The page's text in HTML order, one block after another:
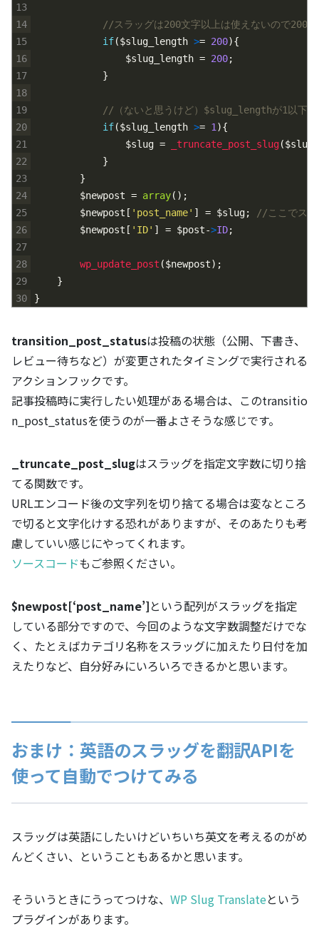
13
14
15
16
17
18
19
20
21
22
23
24
25
26
27
28
29
30
//スラッグは200文字以上は使えないので200
if($slug_length >= 200){
$slug_length = 200;
}
//（ないと思うけど）$slug_lengthが1以下な
if($slug_length >= 1){
$slug = _truncate_post_slug($slug
}
}
$newpost = array( ) ;
$newpost [ 'post_name' ] = $slug;
//ここでスラ
$newpost [ 'ID' ] = $post->ID;
wp_update_post ($newpost) ;
}
}
transition_post_statusは投稿の状態（公開、下書き、
レビュー待ちなど）が変更されたタイミングで実行される
アクションフックです。
記事投稿時に実行したい処理がある場合は、このtransitio
n_post_statusを使うのが一番よさそうな感じです。
_truncate_post_slugはスラッグを指定文字数に切り捨
てる関数です。
URLエンコード後の文字列を切り捨てる場合は変なところ
で切ると文字化けする恐れがありますが、そのあたりも考
慮していい感じにやってくれます。
ソースコードもご参照ください。
$newpost[‘post_name’]という配列がスラッグを指定
している部分ですので、今回のような文字数調整だけでな
く、たとえばカテゴリ名称をスラッグに加えたり日付を加
えたりなど、自分好みにいろいろできるかと思います。
おまけ：英語のスラッグを翻訳APIを
使って自動でつけてみる
スラッグは英語にしたいけどいちいち英文を考えるのがめ
んどくさい、ということもあるかと思います。
そういうときにうってつけな、 WP Slug Translateという
プラグインがあります。